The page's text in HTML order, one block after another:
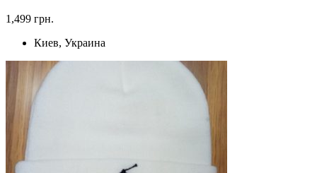
1,499 грн.
Киев, Украина